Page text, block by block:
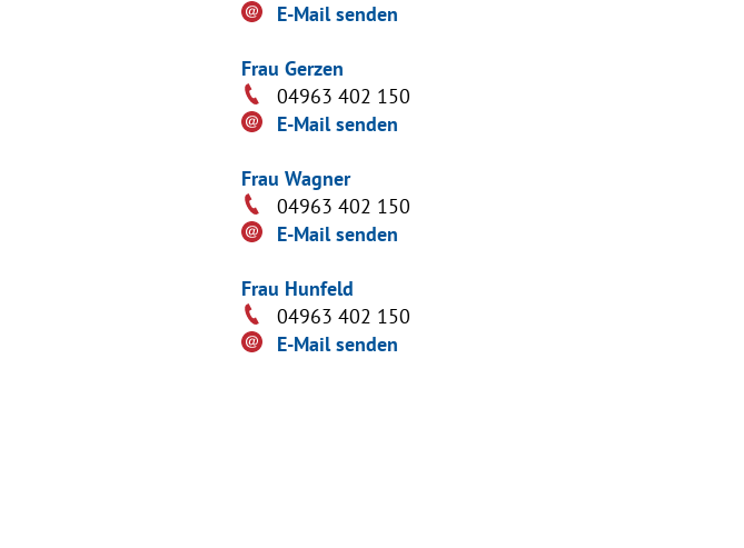
E-Mail senden
Frau Gerzen
04963 402 150
E-Mail senden
Frau Wagner
04963 402 150
E-Mail senden
Frau Hunfeld
04963 402 150
E-Mail senden